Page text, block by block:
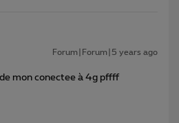
Forum|Forum|5 years ago
mon conectee à 4g pffff